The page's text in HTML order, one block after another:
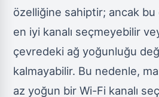
özelliğine sahiptir; ancak
en iyi kanalı seçmeyebilir
çevredeki ağ yoğunluğu
kalmayabilir. Bu nedenle,
az yoğun bir Wi-Fi kanalı